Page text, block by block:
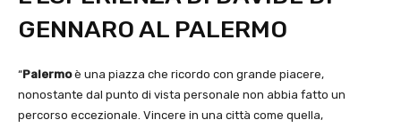
GENNARO AL PALERMO
“Palermoè una piazza che ricordo con grande piacere,
nonostante dal punto di vista personale non abbia fatto un
percorso eccezionale. Vincere in una città come quella,